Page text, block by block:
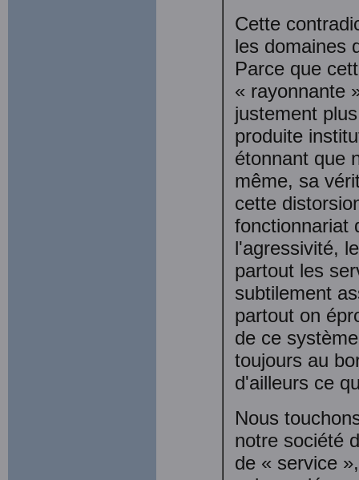
Cette
les domaines
Parce que
« rayonnante
justement
produite
éton­nant que
même, sa
cette
fonctionnariat
l'agressivité,
partout les
subtilement
partout on
de ce
toujours au
d'ailleurs ce
Nous
notre société
de « service